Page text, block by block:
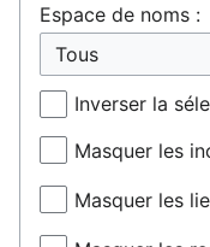
Espace de noms :
Inverser la
Masquer les
Masquer les